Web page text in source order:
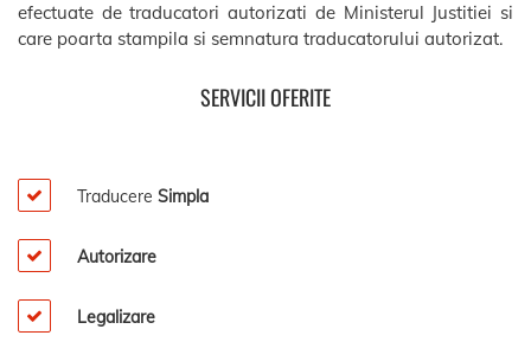
efectuate de traducatori autorizati de Ministerul Justitiei si
care poarta stampila si semnatura traducatorului autorizat.
SERVICII OFERITE
Traducere Simpla
Autorizare
Legalizare